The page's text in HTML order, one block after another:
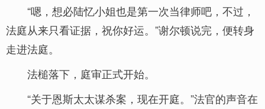
“嗯，想必陆忆小姐也是第一次当律师吧，不过，
法庭从来只看证据，祝你好运。”谢尔顿说完，便转身
走进法庭。
法槌落下，庭审正式开始。
“关于恩斯太太谋杀案，现在开庭。”法官的声音在